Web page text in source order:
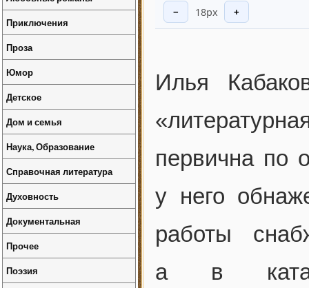
− 18px +
Илья
первична по
у него
работы
а в
Приключения
Проза
Юмор
Детское
Дом и семья
Наука, Образование
Справочная литература
Духовность
Документальная
Прочее
Поэзия